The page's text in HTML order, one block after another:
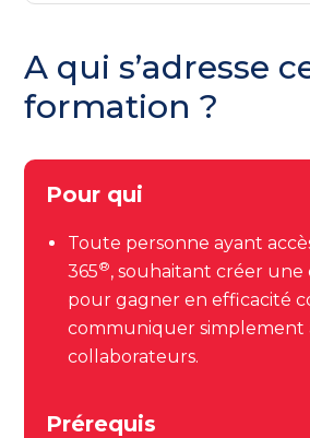
A qui s’adresse
formation ?
Pour qui
Toute personne ayant
365®, souhaitant créer une
pour gagner en efficacité
communiquer simplement
collaborateurs.
Prérequis